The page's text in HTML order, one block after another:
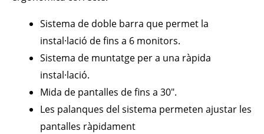
Sistema de doble barra que permet la
instal·lació de fins a 6 monitors.
Sistema de muntatge per a una ràpida
instal·lació.
Mida de pantalles de fins a 30″.
Les palanques del sistema permeten ajustar les
pantalles ràpidament